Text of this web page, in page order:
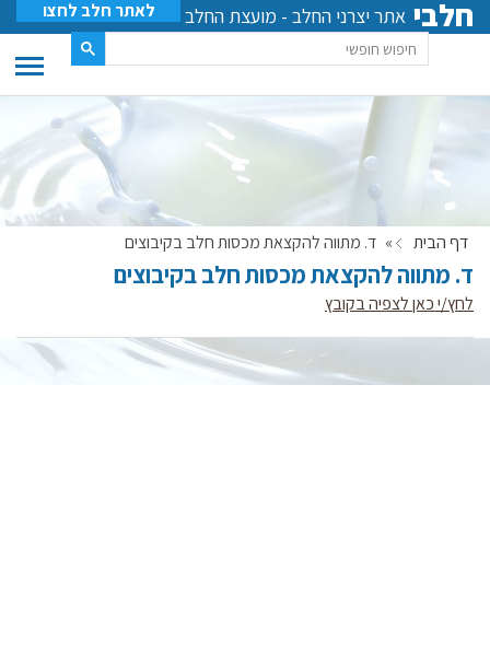
חלבי אתר יצרני החלב - מועצת החלב לאתר חלב לחצו
דף הבית » ד. מתווה להקצאת מכסות חלב בקיבוצים
ד. מתווה להקצאת מכסות חלב בקיבוצים
לחץ/י כאן לצפיה בקובץ